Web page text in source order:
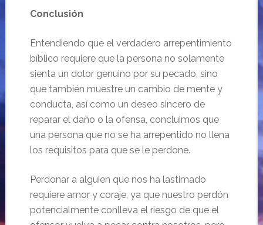
Conclusión
Entendiendo que el verdadero arrepentimiento
bíblico requiere que la persona no solamente
sienta un dolor genuino por su pecado, sino
que también muestre un cambio de mente y
conducta, así como un deseo sincero de
reparar el daño o la ofensa, concluimos que
una persona que no se ha arrepentido no llena
los requisitos para que se le perdone.
Perdonar a alguien que nos ha lastimado
requiere amor y coraje, ya que nuestro perdón
potencialmente conlleva el riesgo de que el